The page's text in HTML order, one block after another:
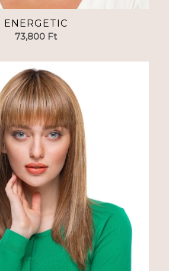
ENERGETIC
73,800 Ft